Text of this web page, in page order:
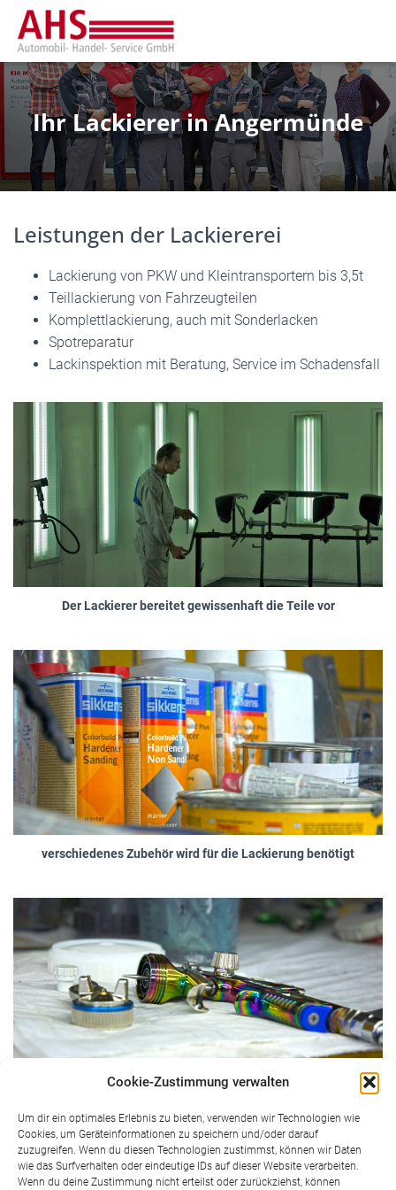
Cookie-Zustimmung verwalten
Um dir ein optimales Erlebnis zu bieten, verwenden wir Technologien wie
Cookies, um Geräteinformationen zu speichern und/oder darauf
zuzugreifen. Wenn du diesen Technologien zustimmst, können wir Daten
wie das Surfverhalten oder eindeutige IDs auf dieser Website verarbeiten.
Wenn du deine Zustimmung nicht erteilst oder zurückziehst, können
Ihr Lackierer in Angermünde
Leistungen der Lackiererei
Lackierung von PKW und Kleintransportern bis 3,5t
Teillackierung von Fahrzeugteilen
Komplettlackierung, auch mit Sonderlacken
Spotreparatur
Lackinspektion mit Beratung, Service im Schadensfall
Der Lackierer bereitet gewissenhaft die Teile vor
verschiedenes Zubehör wird für die Lackierung benötigt